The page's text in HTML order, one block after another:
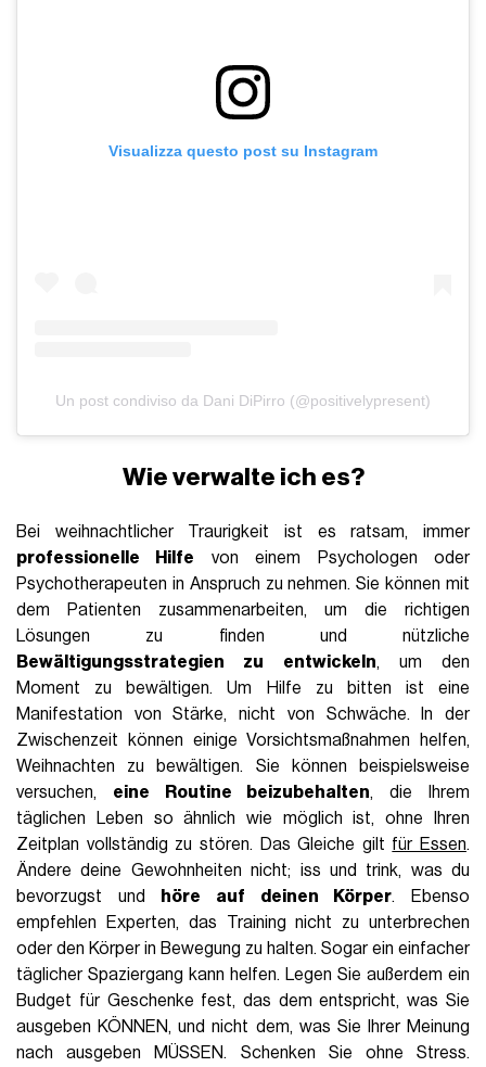
Visualizza questo post su Instagram
Un post condiviso da Dani DiPirro (@positivelypresent)
Wie verwalte ich es?
Bei weihnachtlicher Traurigkeit ist es ratsam, immer
professionelle Hilfe von einem Psychologen oder
Psychotherapeuten in Anspruch zu nehmen. Sie können mit
dem Patienten zusammenarbeiten, um die richtigen
Lösungen zu finden und nützliche
Bewältigungsstrategien zu entwickeln, um den
Moment zu bewältigen. Um Hilfe zu bitten ist eine
Manifestation von Stärke, nicht von Schwäche. In der
Zwischenzeit können einige Vorsichtsmaßnahmen helfen,
Weihnachten zu bewältigen. Sie können beispielsweise
versuchen, eine Routine beizubehalten, die Ihrem
täglichen Leben so ähnlich wie möglich ist, ohne Ihren
Zeitplan vollständig zu stören. Das Gleiche gilt für Essen.
Ändere deine Gewohnheiten nicht; iss und trink, was du
bevorzugst und
höre auf deinen Körper. Ebenso
empfehlen Experten, das Training nicht zu unterbrechen
oder den Körper in Bewegung zu halten. Sogar ein einfacher
täglicher Spaziergang kann helfen. Legen Sie außerdem ein
Budget für Geschenke fest, das dem entspricht, was Sie
ausgeben KÖNNEN, und nicht dem, was Sie Ihrer Meinung
nach ausgeben MÜSSEN. Schenken Sie ohne Stress.